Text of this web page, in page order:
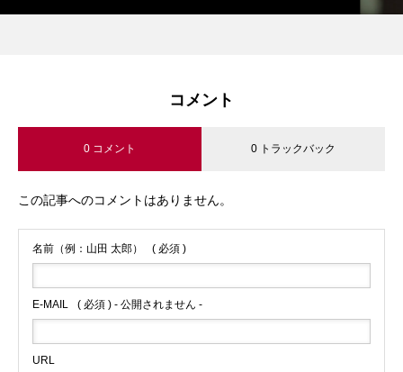
コメント
0 コメント 0 トラックバック
この記事へのコメントはありません。
名前（例：山田 太郎） ( 必須 )
E-MAIL ( 必須 ) - 公開されません -
URL